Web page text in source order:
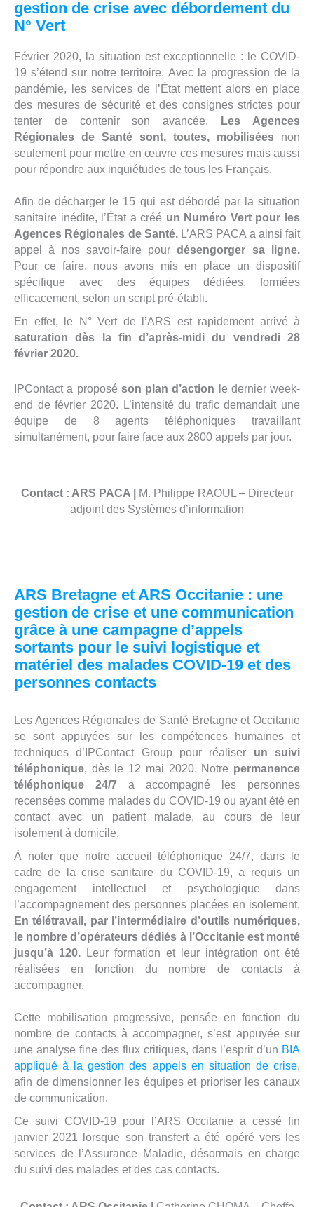
gestion de crise avec débordement du
N° Vert
Février 2020, la situation est exceptionnelle : le COVID-
19 s’étend sur notre territoire. Avec la progression de la
pandémie, les services de l’État mettent alors en place
des mesures de sécurité et des consignes strictes pour
tenter de contenir son avancée.
Les Agences
Régionales de Santé sont, toutes, mobilisées non
seulement pour mettre en œuvre ces mesures mais aussi
pour répondre aux inquiétudes de tous les Français.
Afin de décharger le 15 qui est débordé par la situation
sanitaire inédite, l’État a créé un Numéro Vert pour les
Agences Régionales de Santé.L’ARS PACA a ainsi fait
appel à nos savoir-faire pourdésengorger sa ligne.
Pour ce faire, nous avons mis en place un dispositif
spécifique avec des équipes dédiées, formées
efficacement, selon un script pré-établi.
En effet, le N° Vert de l’ARS est rapidement arrivé à
saturation dès la fin d’après-midi du vendredi 28
février 2020.
IPContact a proposé son plan d’action le dernier week-
end de février 2020. L’intensité du trafic demandait une
équipe de 8 agents téléphoniques travaillant
simultanément, pour faire face aux 2800 appels par jour.
Contact : ARS PACA |
M. Philippe RAOUL – Directeur
adjoint des Systèmes d’information
ARS Bretagne et ARS Occitanie : une
gestion de crise et une communication
grâce à une campagne d’appels
sortants pour le suivi logistique et
matériel des malades COVID-19 et des
personnes contacts
Les Agences Régionales de Santé Bretagne et Occitanie
se sont appuyées sur les compétences humaines et
techniques d’IPContact Group pour réaliser un suivi
téléphonique, dès le 12 mai 2020. Notre permanence
téléphonique 24/7 a accompagné les personnes
recensées comme malades du COVID-19 ou ayant été en
contact avec un patient malade, au cours de leur
isolement à domicile.
À noter que notre accueil téléphonique 24/7, dans le
cadre de la crise sanitaire du COVID-19, a requis un
engagement intellectuel et psychologique dans
l’accompagnement des personnes placées en isolement.
En télétravail, par l’intermédiaire d’outils numériques,
le nombre d’opérateurs dédiés à l’Occitanie est monté
jusqu’à 120. Leur formation et leur intégration ont été
réalisées en fonction du nombre de contacts à
accompagner.
Cette mobilisation progressive, pensée en fonction du
nombre de contacts à accompagner, s’est appuyée sur
une analyse fine des flux critiques, dans l’esprit d’un BIA
appliqué à la gestion des appels en situation de crise,
afin de dimensionner les équipes et prioriser les canaux
de communication.
Ce suivi COVID-19 pour l’ARS Occitanie a cessé fin
janvier 2021 lorsque son transfert a été opéré vers les
services de l’Assurance Maladie, désormais en charge
du suivi des malades et des cas contacts.